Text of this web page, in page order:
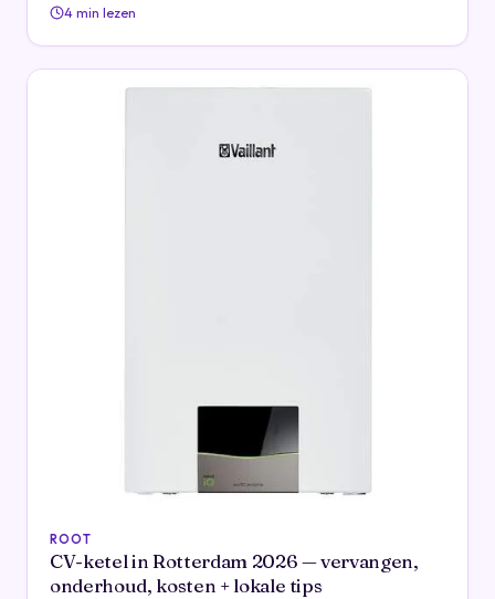
4 min lezen
ROOT
CV-ketel in Rotterdam 2026 — vervangen,
onderhoud, kosten + lokale tips